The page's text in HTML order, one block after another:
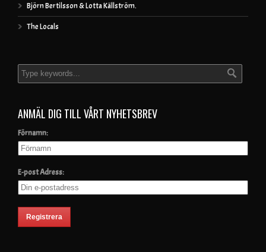
Björn Bertilsson & Lotta Källström.
The Locals
ANMÄL DIG TILL VÅRT NYHETSBREV
Förnamn:
E-post Adress: